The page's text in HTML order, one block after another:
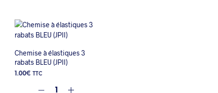
Chemise à élastiques 3
rabats BLEU (JPII)
1.00€ TTC